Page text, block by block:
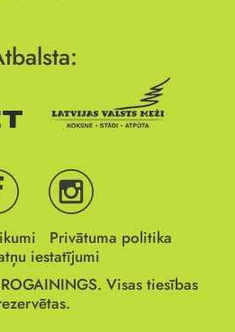
Privātuma politika
iestatījumi
Visas tiesības